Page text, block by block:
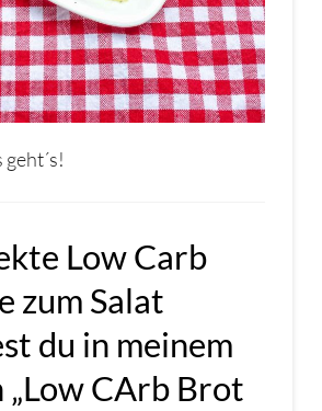
Low Carb
zum Salat
du in meinem
„Low CArb Brot